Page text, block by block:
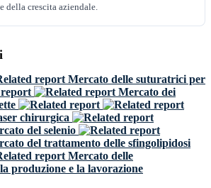
della crescita aziendale.
Mercato delle suturatrici per
Mercato dei
chirurgica
del selenio
del trattamento delle sfingolipidosi
Mercato delle
produzione e la lavorazione